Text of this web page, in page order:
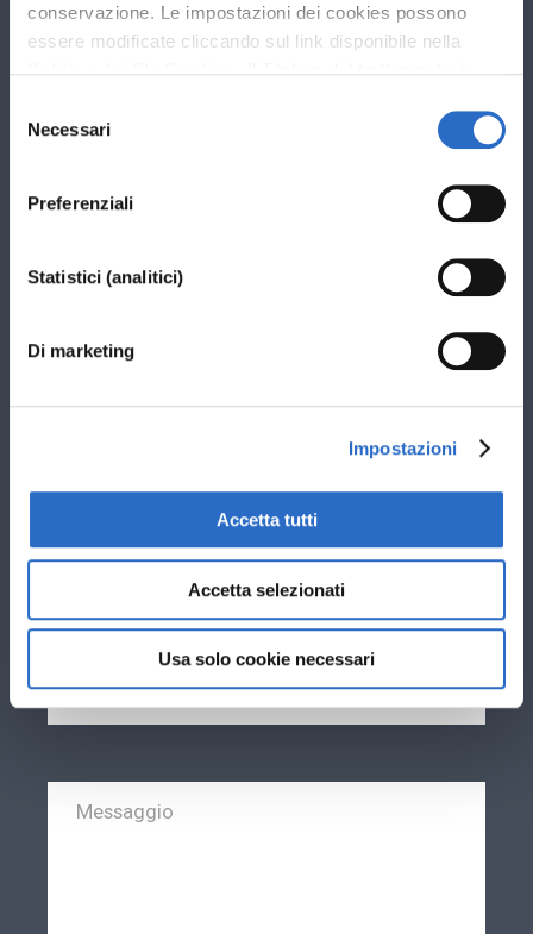
conservazione. Le impostazioni dei cookies possono
essere modificate cliccando sul link disponibile nella
trattamento dei dati personali e sui diritti che ti spettano
delNecessari
Preferenziali
Statistici (analitici)
Di marketing
Impostazioni
Accetta tutti
Accetta selezionati
Usa solo cookie necessari
I campi contrassegnati con * sono obbligatori.
Stai cercando nuovi infissi per: *
Alluminio